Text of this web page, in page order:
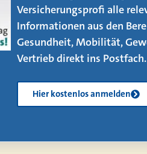
zum Makler ist kein
zu beachten gibt, erfahren
neuen eMagazin – jetzt
Artikeln!
Kostenlos herunterladen